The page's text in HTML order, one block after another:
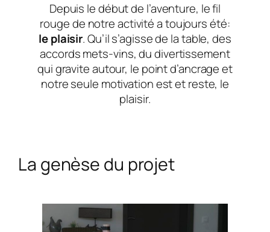
Depuis le début de l’aventure, le fil
rouge de notre activité a toujours été:
le plaisir. Qu’il s’agisse de la table, des
accords mets-vins, du divertissement
qui gravite autour, le point d’ancrage et
notre seule motivation est et reste, le
plaisir.
La genèse du projet